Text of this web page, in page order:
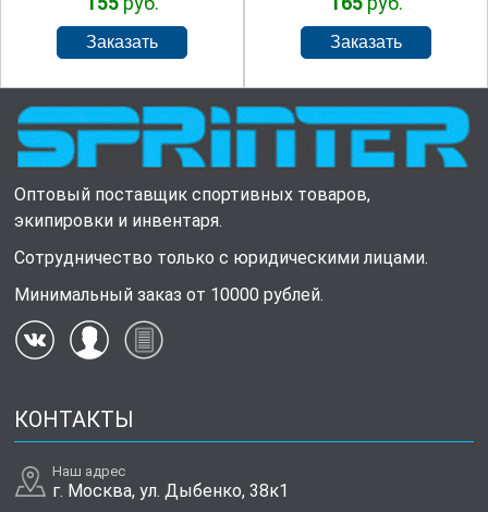
Оптовый поставщик спортивных товаров,
экипировки и инвентаря.
Сотрудничество только с юридическими лицами.
Минимальный заказ от 10000 рублей.
КОНТАКТЫ
Наш адрес
г. Москва, ул. Дыбенко, 38к1